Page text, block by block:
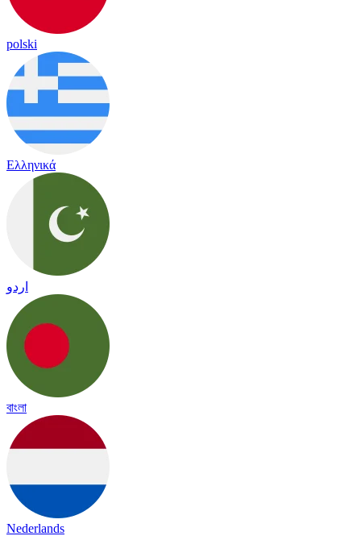
polski
Ελληνικά
اردو
বাংলা
Nederlands